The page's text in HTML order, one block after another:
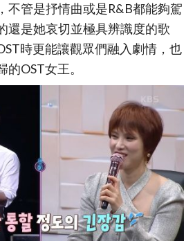
不管是抒情曲或是R&B都能夠駕
還是她哀切並極具辨識度的歌
時更能讓觀眾們融入劇情，也
OST女王。